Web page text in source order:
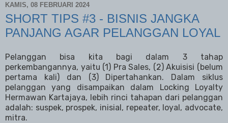
KAMIS, 08 FEBRUARI 2024
SHORT TIPS #3 - BISNIS JANGKA
PANJANG AGAR PELANGGAN LOYAL
Pelanggan bisa kita bagi dalam 3 tahap
perkembangannya, yaitu (1) Pra Sales, (2) Akuisisi (belum
pertama kali) dan (3) Dipertahankan. Dalam siklus
pelanggan yang disampaikan dalam Locking Loyalty
Hermawan Kartajaya, lebih rinci tahapan dari pelanggan
adalah: suspek, prospek, inisial, repeater, loyal, advocate,
mitra.